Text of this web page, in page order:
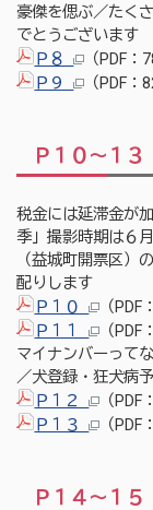
豪傑を偲ぶ／たく
でとうございます
Ｐ８
（PDF：
Ｐ９
（PDF：
Ｐ１０～１
税金には延滞金が
季」撮影時期は６
（益城町開票区）
配りします
Ｐ１０
（
Ｐ１１
（
マイナンバーって
／犬登録・狂犬病
Ｐ１２
（
Ｐ１３
（
Ｐ１４～１